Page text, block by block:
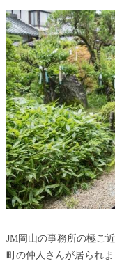
JM岡山の事務所の極ご
町の仲人さんが居られま